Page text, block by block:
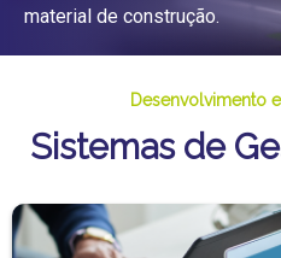
material de construção.
Desenvolvimento
Sistemas de